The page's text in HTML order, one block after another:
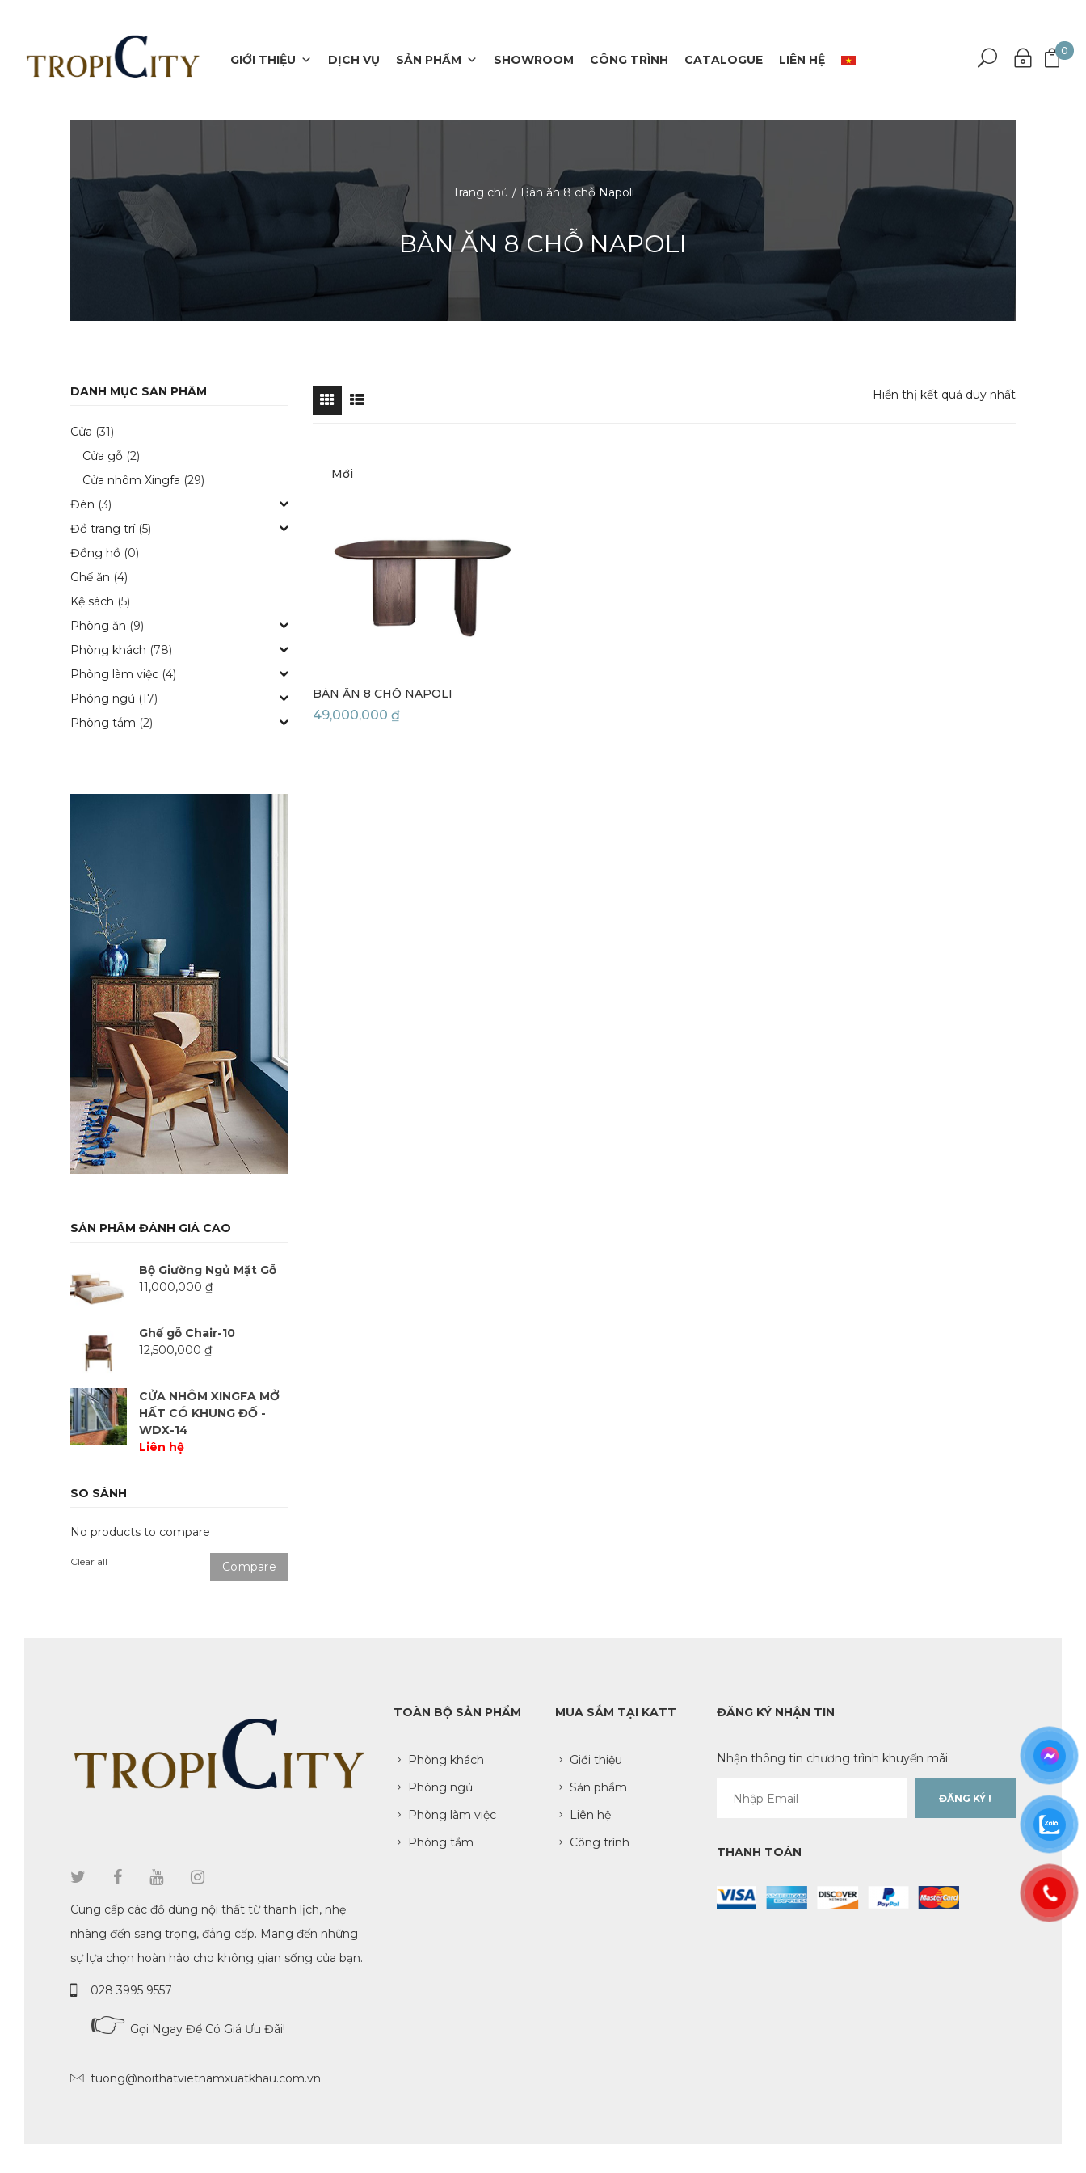
0
GIỚI THIỆU DỊCH VỤ SẢN PHẨM SHOWROOM CÔNG TRÌNH CATALOGUE LIÊN HỆ
Trang chủ Bàn ăn 8 chỗ Napoli
BÀN ĂN 8 CHỖ NAPOLI
DANH MỤC SẢN PHẨM
Cửa (31)
Cửa gỗ (2)
Cửa nhôm Xingfa (29)
Đèn (3)
Đồ trang trí (5)
Đồng hồ (0)
Ghế ăn (4)
Kệ sách (5)
Phòng ăn (9)
Phòng khách (78)
Phòng làm việc (4)
Phòng ngủ (17)
Phòng tắm (2)
SẢN PHẨM ĐÁNH GIÁ CAO
Bộ Giường Ngủ Mặt Gỗ
11,000,000 ₫
Ghế gỗ Chair-10
12,500,000 ₫
CỬA NHÔM XINGFA MỞ
HẤT CÓ KHUNG ĐỐ -
WDX-14
Liên hệ
SO SÁNH
No products to compare
Clear all Compare
Hiển thị kết quả duy nhất
Mới
BÀN ĂN 8 CHỖ NAPOLI
49,000,000 ₫
Cung cấp các đồ dùng nội thất từ thanh lịch, nhẹ
nhàng đến sang trọng, đẳng cấp. Mang đến những
sự lựa chọn hoàn hảo cho không gian sống của bạn.
028 3995 9557
👉 Gọi Ngay Để Có Giá Ưu Đãi!
tuong@noithatvietnamxuatkhau.com.vn
ĐĂNG KÝ NHẬN TIN
Nhận thông tin chương trình khuyến mãi
THANH TOÁN
TOÀN BỘ SẢN PHẨM
Phòng khách
Phòng ngủ
Phòng làm việc
Phòng tắm
MUA SẮM TẠI KATT
Giới thiệu
Sản phẩm
Liên hệ
Công trình